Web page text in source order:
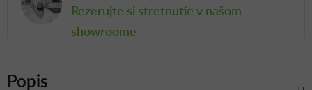
Rezerujte si stretnutie v našom
showroome
Popis